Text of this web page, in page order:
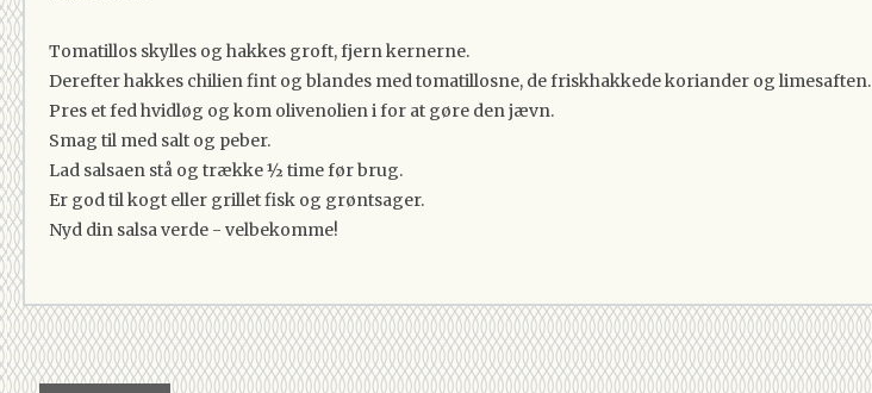
Tomatillos skylles og hakkes groft, fjern kernerne.
Derefter hakkes chilien fint og blandes med tomatillosne, de friskhakkede koriander og limesaften.
Pres et fed hvidløg og kom olivenolien i for at gøre den jævn.
Smag til med salt og peber.
Lad salsaen stå og trække ½ time før brug.
Er god til kogt eller grillet fisk og grøntsager.
Nyd din salsa verde - velbekomme!